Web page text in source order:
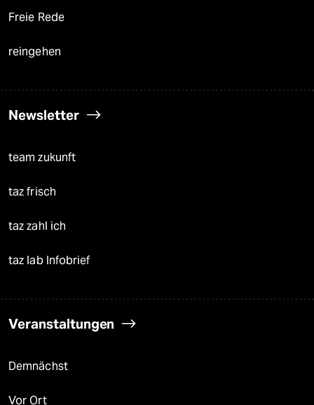
Freie Rede
reingehen
Newsletter
team zukunft
taz frisch
taz zahl ich
taz lab Infobrief
Veranstaltungen
Demnächst
Vor Ort